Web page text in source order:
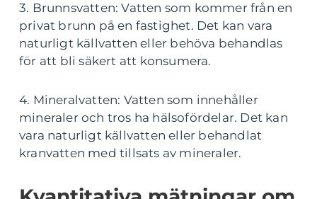
3. Brunnsvatten: Vatten som kommer från en
privat brunn på en fastighet. Det kan vara
naturligt källvatten eller behöva behandlas
för att bli säkert att konsumera.
4. Mineralvatten: Vatten som innehåller
mineraler och tros ha hälsofördelar. Det kan
vara naturligt källvatten eller behandlat
kranvatten med tillsats av mineraler.